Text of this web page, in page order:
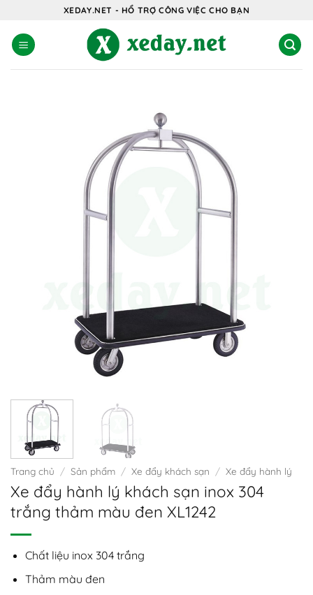
nội
dung
XEDAY.NET - HỔ TRỢ CÔNG VIỆC CHO BẠN
Trang chủ / Sản phẩm / Xe đẩy khách sạn / Xe đẩy hành lý
Xe đẩy hành lý khách sạn inox 304
trắng thảm màu đen XL1242
Chất liệu inox 304 trắng
Thảm màu đen